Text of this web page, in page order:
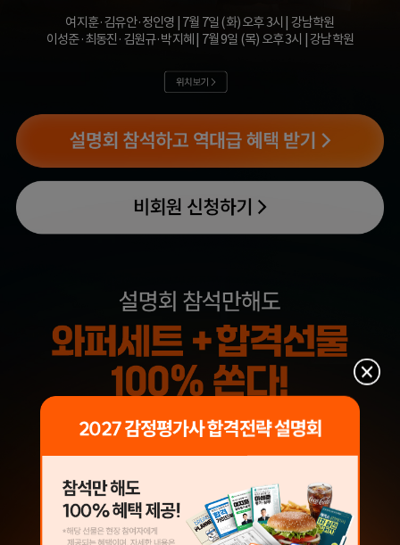
여지훈·김유안·정인영 | 7월 7일 (화) 오후 3시 | 강남학원
이성준·최동진·김원규·박지혜 | 7월 9일 (목) 오후 3시 | 강남학원